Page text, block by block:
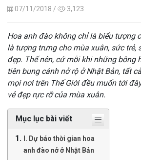
07/11/2018 / 3,123
Hoa anh đào không chỉ là biểu tượng
là tượng trưng cho mùa xuân, sức trẻ,
đẹp. Thế nên, cứ mỗi khi những bông
tiên bung cánh nở rộ ở Nhật Bản, tất
mọi nơi trên Thế Giới đều muốn tới
vẻ đẹp rực rỡ của mùa xuân.
Mục lục bài viết
I. Dự báo thời gian hoa
anh đào nở ở Nhật Bản